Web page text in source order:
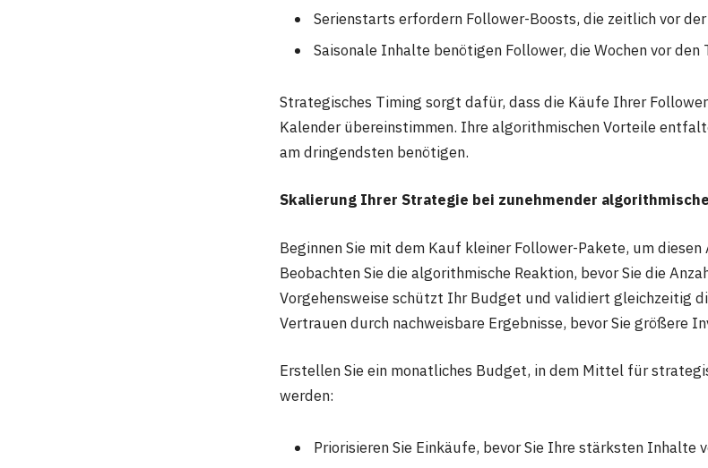
Serienstarts erfordern Follower-Boosts, die zeitlich vor
Saisonale Inhalte benötigen Follower, die Wochen vor
Strategisches Timing sorgt dafür, dass die Käufe Ihrer
Kalender übereinstimmen. Ihre algorithmischen Vorteile
am dringendsten benötigen.
Skalierung Ihrer Strategie bei zunehmender
Beginnen Sie mit dem Kauf kleiner Follower-Pakete, um
Beobachten Sie die algorithmische Reaktion, bevor Sie die
Vorgehensweise schützt Ihr Budget und validiert gleichzeitig
Vertrauen durch nachweisbare Ergebnisse, bevor Sie größere
Erstellen Sie ein monatliches Budget, in dem Mittel für
werden:
Priorisieren Sie Einkäufe, bevor Sie Ihre stärksten Inhalte